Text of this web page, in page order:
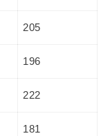
205
196
222
181